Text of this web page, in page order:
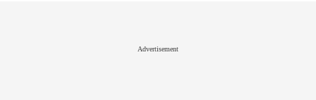
Advertisement